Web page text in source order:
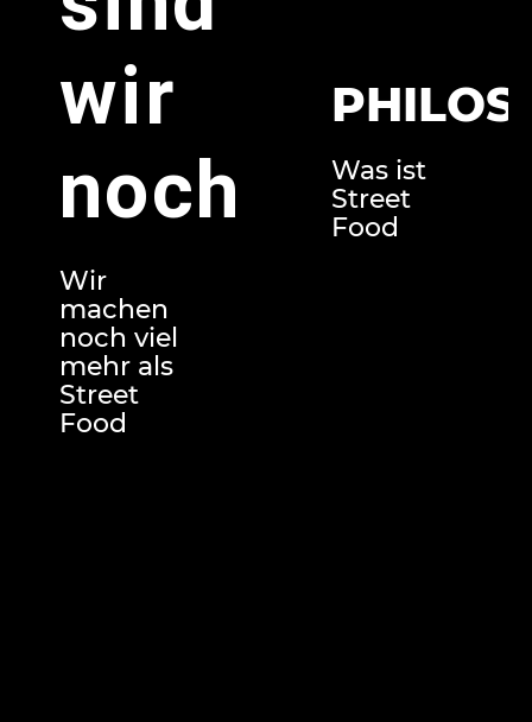
wir
noch
Wir
machen
noch viel
mehr als
Street
Food
Was ist
Street
Food